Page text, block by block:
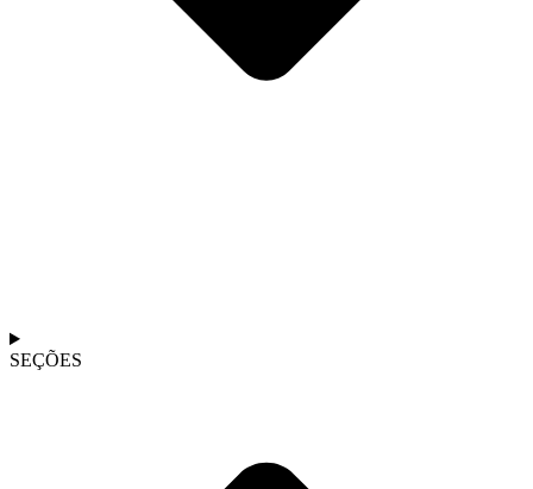
SEÇÕES